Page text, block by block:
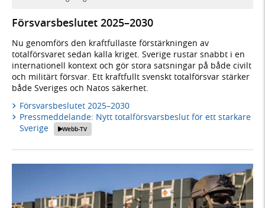
Försvarsbeslutet 2025–2030
Nu genomförs den kraftfullaste förstärkningen av
totalförsvaret sedan kalla kriget. Sverige rustar snabbt i en
internationell kontext och gör stora satsningar på både civilt
och militärt försvar. Ett kraftfullt svenskt totalförsvar stärker
både Sveriges och Natos säkerhet.
Försvarsbeslutet 2025–2030
Pressmeddelande: Nytt totalförsvarsbeslut för ett starkare
Sverige
Webb-TV